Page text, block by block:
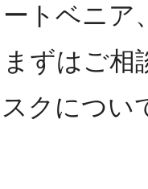
トベニア
ずはご相
クについ